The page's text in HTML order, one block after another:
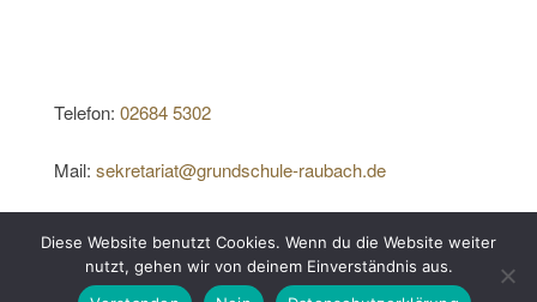
Telefon: 02684 5302
Mail: sekretariat@grundschule-raubach.de
Stolz präsentiert vonWordPress|Theme:Head Blog
Diese Website benutzt Cookies. Wenn du die Website weiter
nutzt, gehen wir von deinem Einverständnis aus.